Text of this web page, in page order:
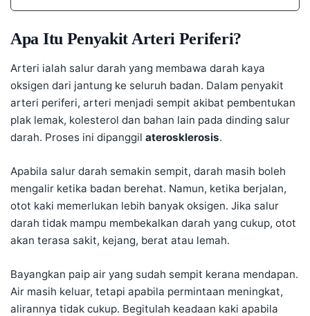
Apa Itu Penyakit Arteri Periferi?
Arteri ialah salur darah yang membawa darah kaya
oksigen dari jantung ke seluruh badan. Dalam penyakit
arteri periferi, arteri menjadi sempit akibat pembentukan
plak lemak, kolesterol dan bahan lain pada dinding salur
darah. Proses ini dipanggil aterosklerosis.
Apabila salur darah semakin sempit, darah masih boleh
mengalir ketika badan berehat. Namun, ketika berjalan,
otot kaki memerlukan lebih banyak oksigen. Jika salur
darah tidak mampu membekalkan darah yang cukup, otot
akan terasa sakit, kejang, berat atau lemah.
Bayangkan paip air yang sudah sempit kerana mendapan.
Air masih keluar, tetapi apabila permintaan meningkat,
alirannya tidak cukup. Begitulah keadaan kaki apabila